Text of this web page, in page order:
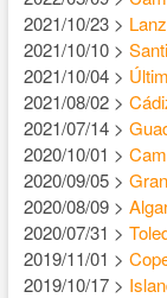
2021/10/23 >
2021/10/10 >
2021/10/04 >
2021/08/02 >
2021/07/14 >
2020/10/01 >
2020/09/05 >
2020/08/09 >
2020/07/31 >
2019/11/01 >
2019/10/17 >